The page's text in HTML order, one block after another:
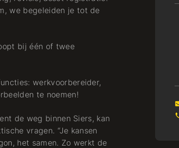
we begeleiden je tot de
bij één of twee
werkvoorbereider,
te noemen!
de weg binnen Siers, kan
vragen. “Je kansen
het samen. Zo werkt de